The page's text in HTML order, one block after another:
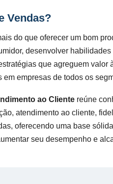
Vendas?
do que oferecer um bom
desenvolver
que agreguem valor
empresas de todos os
ao Cliente reúne
atendimento ao cliente,
oferecendo uma base
seu desempenho e